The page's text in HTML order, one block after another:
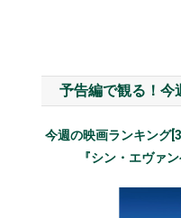
予告編で観る！今
今週の映画ランキング
『シン・エヴァ